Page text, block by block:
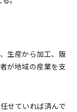
生産から加工、販
が地域の産業を支
せていれば済んで